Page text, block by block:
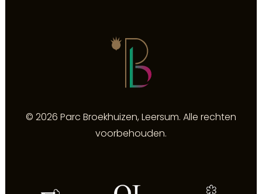
© 2026 Parc Broekhuizen, Leersum. Alle rechten
voorbehouden.